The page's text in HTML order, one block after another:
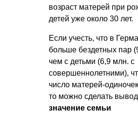
возраст матерей при
детей уже около 30 лет.
Если учесть, что в
больше бездетных пар
чем с детьми (6,9 млн. с
совершеннолетними),
число матерей-
то можно сделать
значение семьи